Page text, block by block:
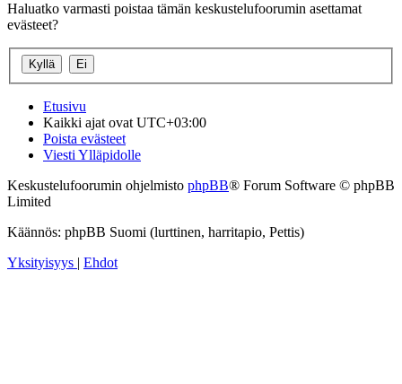
Haluatko varmasti poistaa tämän keskustelufoorumin asettamat
evästeet?
Etusivu
Kaikki ajat ovat UTC+03:00
Poista evästeet
Viesti Ylläpidolle
Keskustelufoorumin ohjelmisto phpBB® Forum Software © phpBB
Limited
Käännös: phpBB Suomi (lurttinen, harritapio, Pettis)
Yksityisyys | Ehdot